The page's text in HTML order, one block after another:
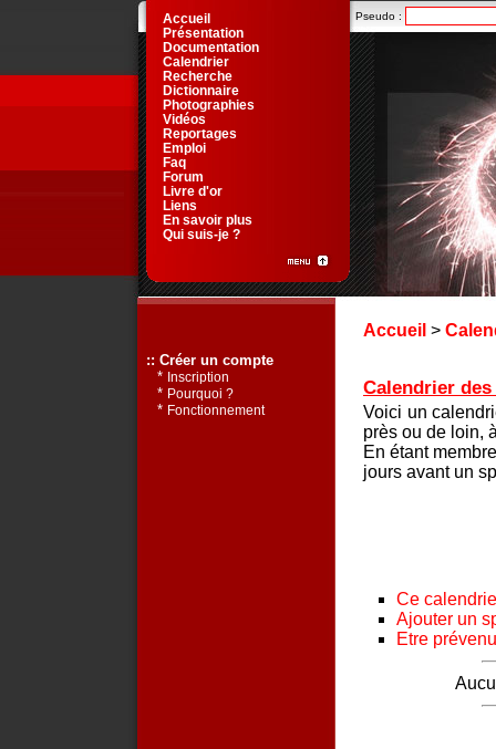
Accueil >
Calendrier
Voici un
près ou de loin,
En étant
jours avant un
Ce
Ajouter un
Etre
Pseudo :
Accueil
Présentation
Documentation
Calendrier
Recherche
Dictionnaire
Photographies
Vidéos
Reportages
Emploi
Faq
Forum
Livre d'or
Liens
En savoir plus
Qui suis-je ?
:: Créer un compte
* Inscription
* Pourquoi ?
* Fonctionnement